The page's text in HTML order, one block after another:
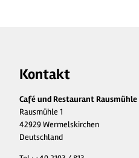
Kontakt
Café und Restaurant Rausmühle
Rausmühle 1
42929 Wermelskirchen
Deutschland